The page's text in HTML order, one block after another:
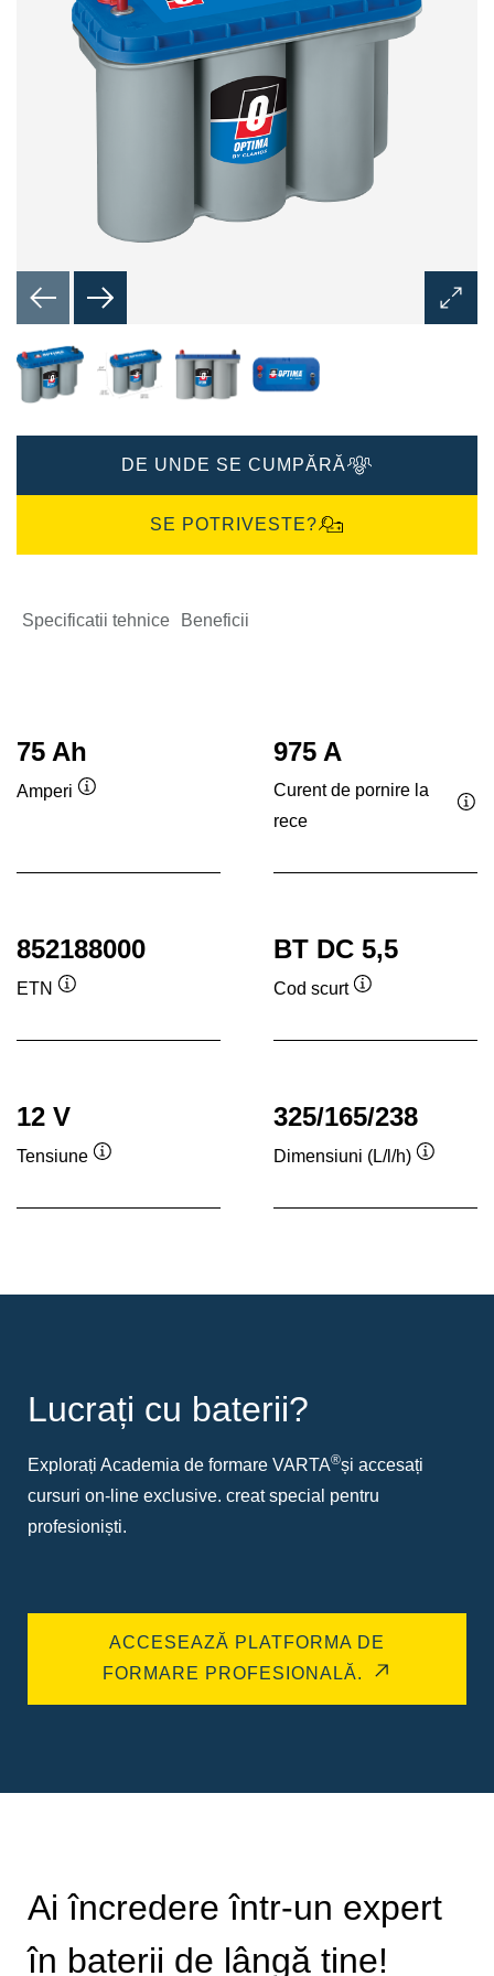
DE UNDE SE CUMPĂRĂ
SE POTRIVESTE?
Specificatii tehnice Beneficii
75 Ah
Amperi
975 A
Curent de pornire la
rece
852188000
ETN
BT DC 5,5
Cod scurt
12 V
Tensiune
325/165/238
Dimensiuni (L/l/h)
Lucrați cu baterii?
Explorați Academia de formare VARTA®și accesați
cursuri on-line exclusive. creat special pentru
profesioniști.
ACCESEAZĂ PLATFORMA DE
FORMARE PROFESIONALĂ.
Ai încredere într-un expert
în baterii de lângă tine!